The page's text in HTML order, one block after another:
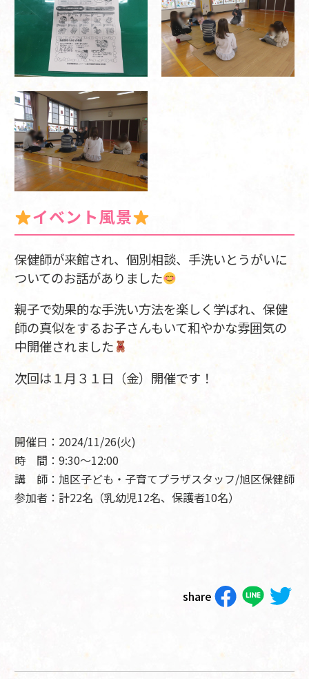
イベント風景
保健師が来館され、個別相談、手洗いとうがいに
ついてのお話がありました
親子で効果的な手洗い方法を楽しく学ばれ、保健
師の真似をするお子さんもいて和やかな雰囲気の
中開催されました
次回は１月３１日（金）開催です！
開催日：2024/11/26(火)
時 間：9:30～12:00
講 師：旭区子ども・子育てプラザスタッフ/旭区保健師
参加者：計22名（乳幼児12名、保護者10名）
share